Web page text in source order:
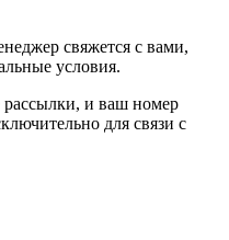
свяжется с вами,
условия.
рассылки, и ваш номер
для связи с